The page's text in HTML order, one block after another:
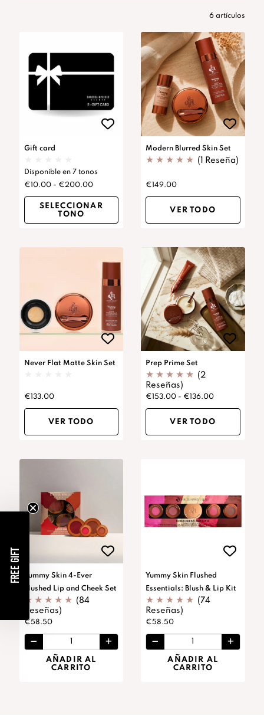
6 artículos
Gift card
Disponible en 7 tonos
€10.00 - €200.00
SELECCIONAR
TONO
Modern Blurred Skin Set
(1 Reseña)
€149.00
VER TODO
Never Flat Matte Skin Set
€133.00
VER TODO
Prep Prime Set
(2
Reseñas)
€153.00 - €136.00
VER TODO
Yummy Skin 4-Ever
Flushed Lip and Cheek Set
(84
Reseñas)
€58.50
AÑADIR AL
CARRITO
Yummy Skin Flushed
Essentials: Blush & Lip Kit
(74
Reseñas)
€58.50
AÑADIR AL
CARRITO
FREE GIFT